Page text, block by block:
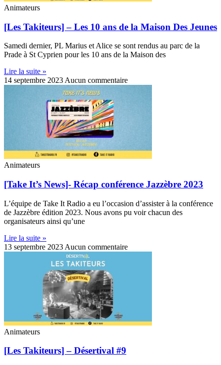
Animateurs
[Les Takiteurs] – Les 10 ans de la Maison Des Jeunes
Samedi dernier, PL Marius et Alice se sont rendus au parc de la
Prade à St Cyprien pour les 10 ans de la Maison des
Lire la suite »
14 septembre 2023 Aucun commentaire
Animateurs
[Take It’s News]- Récap conférence Jazzèbre 2023
L’équipe de Take It Radio a eu l’occasion d’assister à la conférence
de Jazzèbre édition 2023. Nous avons pu voir chacun des
organisateurs ainsi qu’une
Lire la suite »
13 septembre 2023 Aucun commentaire
Animateurs
[Les Takiteurs] – Désertival #9